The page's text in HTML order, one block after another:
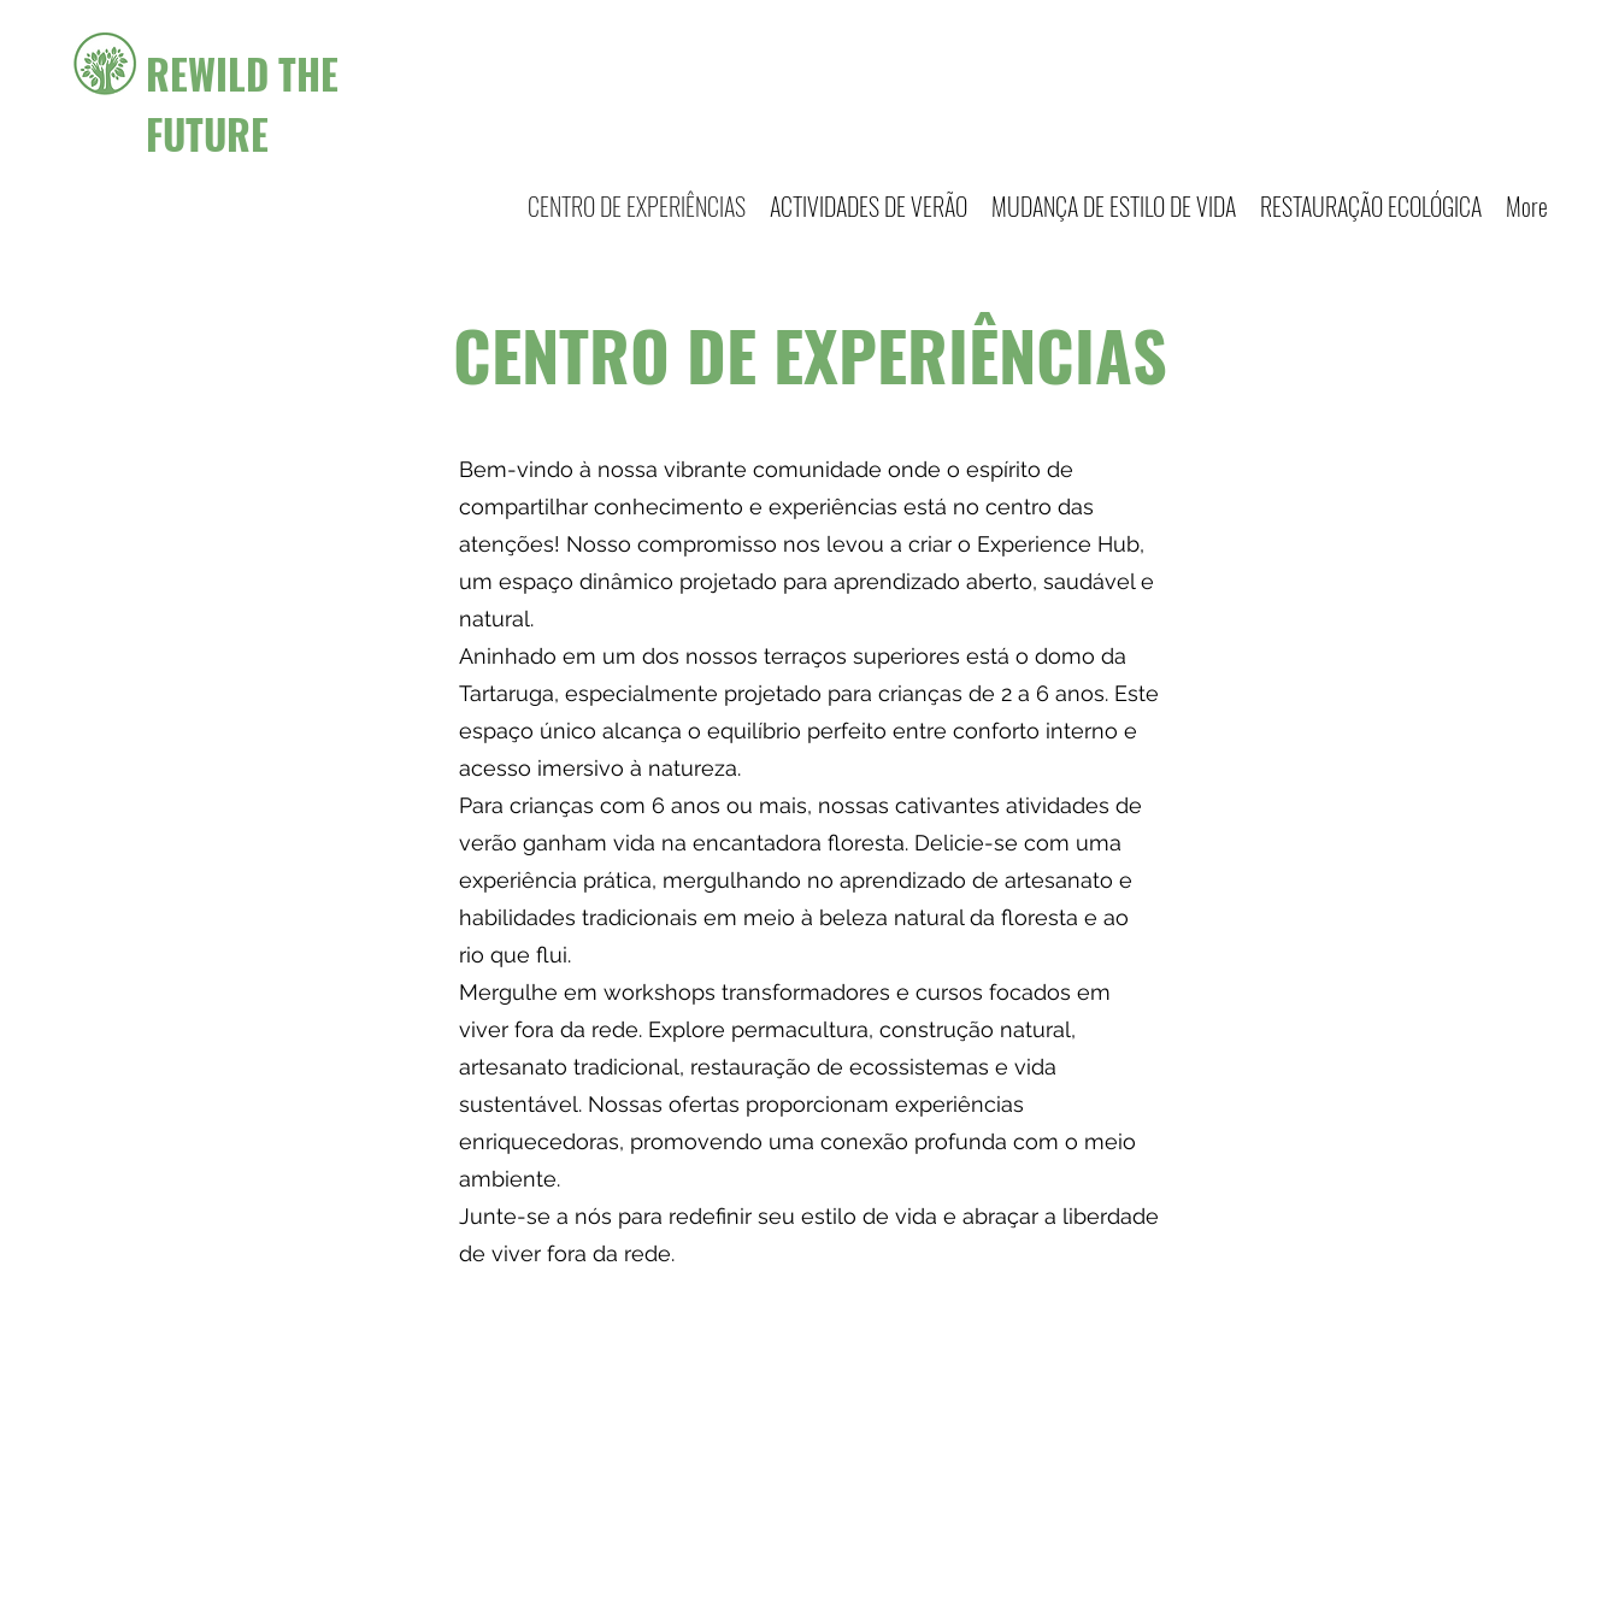
REWILD THE
FUTURE
CENTRO DE EXPERIÊNCIAS ACTIVIDADES DE VERÃO MUDANÇA DE ESTILO DE VIDA RESTAURAÇÃO ECOLÓGICA More
CENTRO DE EXPERIÊNCIAS
Bem-vindo à nossa vibrante comunidade onde o espírito de
compartilhar conhecimento e experiências está no centro das
atenções! Nosso compromisso nos levou a criar o Experience Hub,
um espaço dinâmico projetado para aprendizado aberto, saudável e
natural.
Aninhado em um dos nossos terraços superiores está o domo da
Tartaruga, especialmente projetado para crianças de 2 a 6 anos. Este
espaço único alcança o equilíbrio perfeito entre conforto interno e
acesso imersivo à natureza.
Para crianças com 6 anos ou mais, nossas cativantes atividades de
verão ganham vida na encantadora floresta. Delicie-se com uma
experiência prática, mergulhando no aprendizado de artesanato e
habilidades tradicionais em meio à beleza natural da floresta e ao
rio que flui.
Mergulhe em workshops transformadores e cursos focados em
viver fora da rede. Explore permacultura, construção natural,
artesanato tradicional, restauração de ecossistemas e vida
sustentável. Nossas ofertas proporcionam experiências
enriquecedoras, promovendo uma conexão profunda com o meio
ambiente.
Junte-se a nós para redefinir seu estilo de vida e abraçar a liberdade
de viver fora da rede.